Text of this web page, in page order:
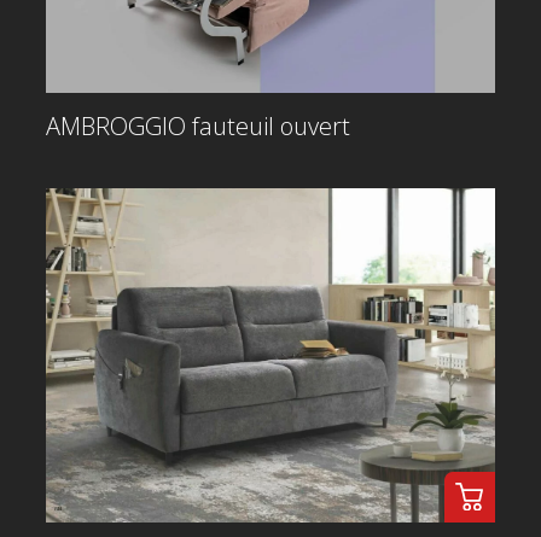
AMBROGGIO fauteuil ouvert